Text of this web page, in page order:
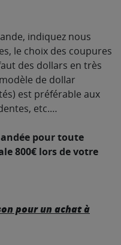
indiquez nous
le choix des coupures
des dollars en très
de dollar
est préférable aux
etc.…
pour toute
800€ lors de votre
pour un achat à